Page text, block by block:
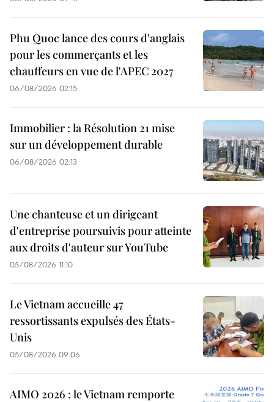
Phu Quoc lance des cours d'anglais
pour les commerçants et les
chauffeurs en vue de l'APEC 2027
06/08/2026 02:15
Immobilier : la Résolution 21 mise
sur un développement durable
06/08/2026 02:13
Une chanteuse et un dirigeant
d'entreprise poursuivis pour atteinte
aux droits d'auteur sur YouTube
05/08/2026 11:10
Le Vietnam accueille 47
ressortissants expulsés des États-
Unis
05/08/2026 09:06
AIMO 2026 : le Vietnam remporte